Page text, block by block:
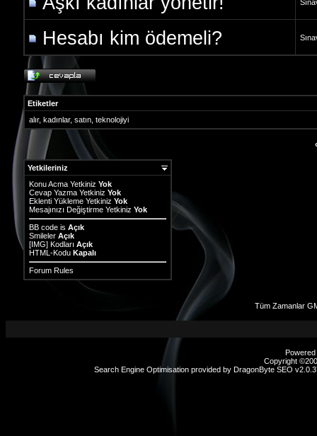
Hesabı kim ödemeli?
Etiketler
alır, kadınlar, satın teknolojiyi
Yetkileriniz
Konu Acma Yetkiniz Yok
Cevap Yazma Yetkiniz Yok
Eklenti Yükleme Yetkiniz Yok
Mesajınızı Değiştirme Yetkiniz Yok
BB code is Açık
Smileler Açık
[IMG] Kodları Açık
HTML-Kodu Kapalı
Forum Rules
Tüm Zamanlar
Copyright
Search Engine Optimisation provided by DragonByte SEO